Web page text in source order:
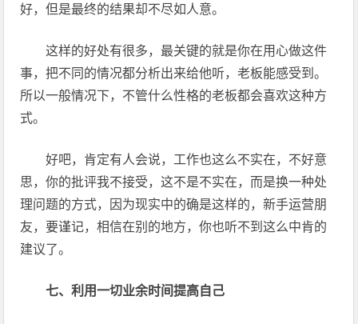
好，但是最终的结果却不尽如人意。
这样的好处有很多，最关键的就是你在用心做这件
事，把不同的情况都分析出来给他听，老板能感受到。
所以一般情况下，不管什么性格的老板都会喜欢这种方
式。
好吧，肯定有人会说，工作也这么不实在，不好意
思，你的批评我不接受，这不是不实在，而是换一种处
理问题的方式，因为现实中的确是这样的，新手运营朋
友，要谨记，相信在别的地方，你也听不到这么中肯的
建议了。
七、利用一切业余时间提高自己